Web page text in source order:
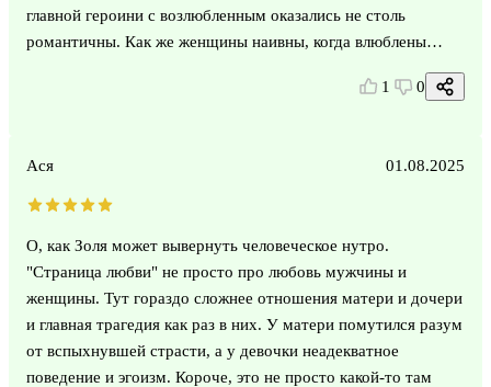
главной героини с возлюбленным оказались не столь
романтичны. Как же женщины наивны, когда влюблены…
1 0
Ася 01.08.2025
О, как Золя может вывернуть человеческое нутро.
"Страница любви" не просто про любовь мужчины и
женщины. Тут гораздо сложнее отношения матери и дочери
и главная трагедия как раз в них. У матери помутился разум
от вспыхнувшей страсти, а у девочки неадекватное
поведение и эгоизм. Короче, это не просто какой-то там